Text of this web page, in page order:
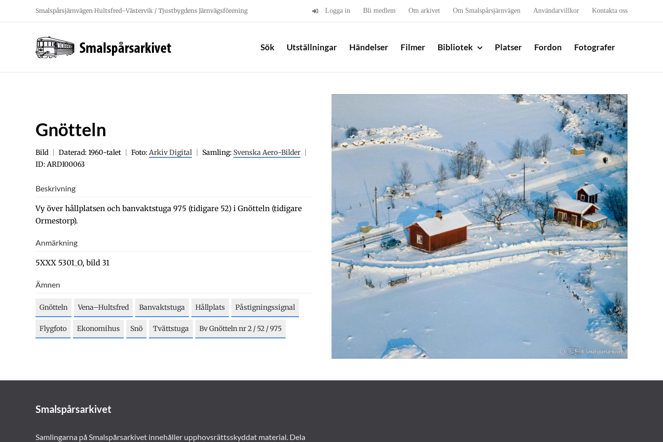
Smalspårsjärnvägen Hultsfred–Västervik / Tjustbygdens Järnvägsförening Logga in Bli medlem Om arkivet Om Smalspårsjärnvägen Användarvillkor Kontakta oss
Sök Utställningar Händelser Filmer Bibliotek Platser Fordon Fotografer
Gnötteln
Bild Daterad: 1960-talet Foto: Arkiv Digital Samling: Svenska Aero-Bilder
ID: ARDI00063
Beskrivning
Vy över hållplatsen och banvaktstuga 975 (tidigare 52) i Gnötteln (tidigare
Ormestorp).
Anmärkning
5XXX 5301_O, bild 31
Ämnen
Gnötteln Vena–Hultsfred Banvaktstuga Hållplats Påstigningssignal
Flygfoto Ekonomihus Snö Tvättstuga Bv Gnötteln nr 2 / 52 / 975
Smalspårsarkivet
Samlingarna på Smalspårsarkivet innehåller upphovsrättsskyddat material. Dela